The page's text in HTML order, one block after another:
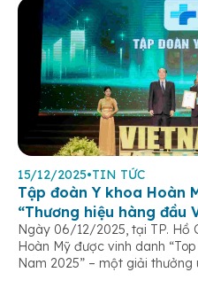
15/12/2025•TIN TỨC
Tập đoàn Y khoa Hoàn
“Thương hiệu hàng đầu
Ngày 06/12/2025, tại TP. Hồ
Hoàn Mỹ được vinh danh
Nam 2025” – một giải